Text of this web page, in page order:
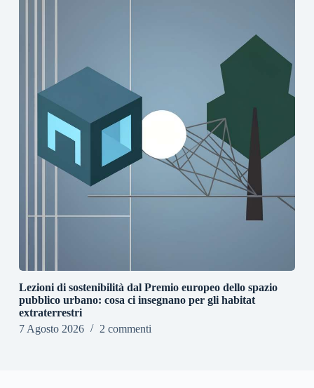
Lezioni di sostenibilità dal Premio europeo dello spazio
pubblico urbano: cosa ci insegnano per gli habitat
extraterrestri
7 Agosto 2026
2 commenti